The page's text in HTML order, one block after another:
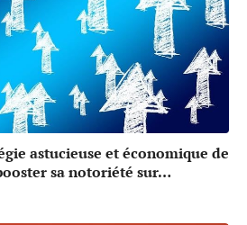
astucieuse et économique de
sa notoriété sur…